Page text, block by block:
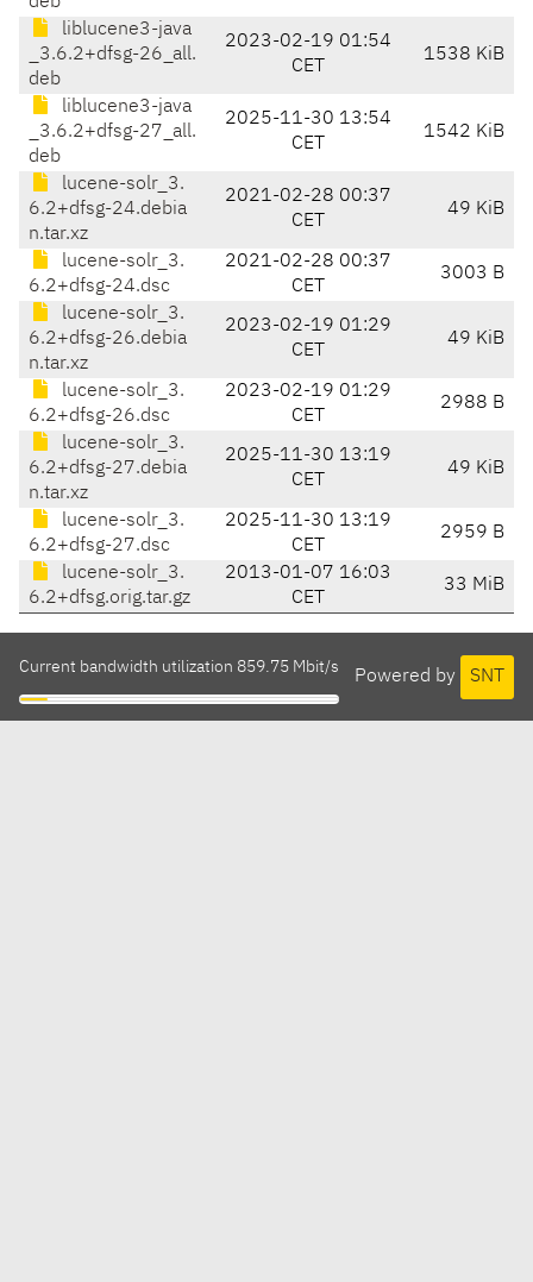
liblucene3-java
_3.6.2+dfsg-26_all.
deb
2023-02-19 01:54
CET
1538 KiB
liblucene3-java
_3.6.2+dfsg-27_all.
deb
2025-11-30 13:54
CET
1542 KiB
lucene-solr_3.
6.2+dfsg-24.debia
n.tar.xz
2021-02-28 00:37
CET
49 KiB
lucene-solr_3.
6.2+dfsg-24.dsc
2021-02-28 00:37
CET
3003 B
lucene-solr_3.
6.2+dfsg-26.debia
n.tar.xz
2023-02-19 01:29
CET
49 KiB
lucene-solr_3.
6.2+dfsg-26.dsc
2023-02-19 01:29
CET
2988 B
lucene-solr_3.
6.2+dfsg-27.debia
n.tar.xz
2025-11-30 13:19
CET
49 KiB
lucene-solr_3.
6.2+dfsg-27.dsc
2025-11-30 13:19
CET
2959 B
lucene-solr_3.
6.2+dfsg.orig.tar.gz
2013-01-07 16:03
CET
33 MiB
Powered by SNT
Current bandwidth utilization 859.75 Mbit/s